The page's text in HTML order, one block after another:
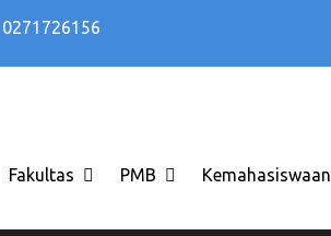
0271726156
Fakultas PMB Kemahasiswaan